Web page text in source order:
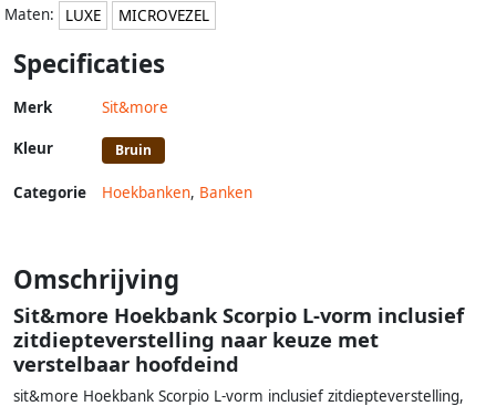
Maten:
LUXE MICROVEZEL
Specificaties
Merk Sit&more
Kleur Bruin
Categorie Hoekbanken, Banken
Omschrijving
Sit&more Hoekbank Scorpio L-vorm inclusief
zitdiepteverstelling naar keuze met
verstelbaar hoofdeind
sit&more Hoekbank Scorpio L-vorm inclusief zitdiepteverstelling,